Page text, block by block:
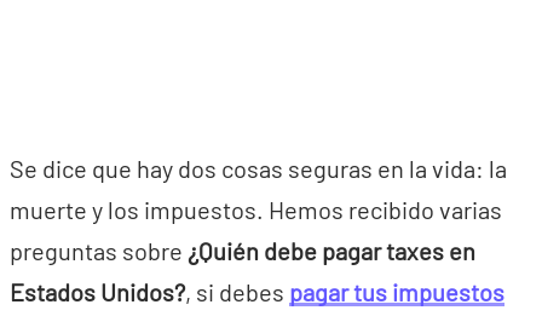
Se dice que hay dos cosas seguras en la vida: la
muerte y los impuestos. Hemos recibido varias
preguntas sobre ¿Quién debe pagar taxes en
Estados Unidos?, si debes pagar tus impuestos